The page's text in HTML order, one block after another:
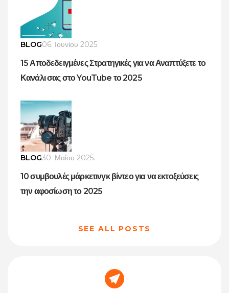
BLOG06. Ιουνίου 2025.
15 Αποδεδειγμένες Στρατηγικές για να Αναπτύξετε το
Κανάλι σας στο YouTube το 2025
BLOG30. Μαΐου 2025.
10 συμβουλές μάρκετινγκ βίντεο για να εκτοξεύσεις
την αφοσίωση το 2025
SEE ALL POSTS